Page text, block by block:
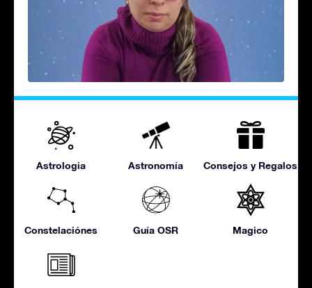
Astrologia Astronomía Consejos y Regalos
Constelaciónes Guía OSR Magico